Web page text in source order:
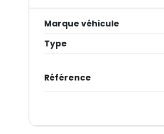
Marque véhicule
Type
Référence